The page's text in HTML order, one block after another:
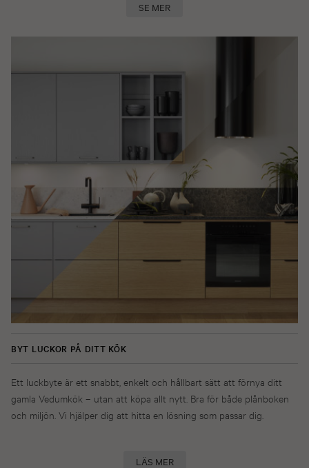
SE MER
BYT LUCKOR PÅ DITT KÖK
Ett luckbyte är ett snabbt, enkelt och hållbart sätt att förnya ditt
gamla Vedumkök – utan att köpa allt nytt. Bra för både plånboken
och miljön. Vi hjälper dig att hitta en lösning som passar dig.
LÄS MER